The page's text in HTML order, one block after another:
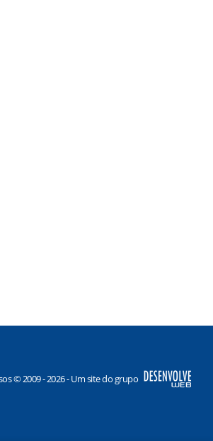
© 2009 - 2026 - Um site do grupo